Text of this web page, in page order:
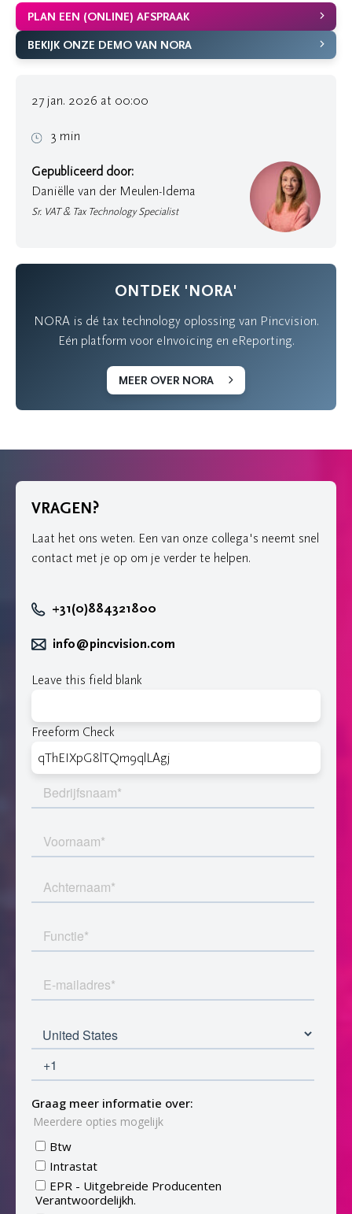
PLAN EEN (ONLINE) AFSPRAAK
BEKIJK ONZE DEMO VAN NORA
27 jan. 2026 at 00:00
3 min
Gepubliceerd door:
Daniëlle van der Meulen-Idema
Sr. VAT & Tax Technology Specialist
ONTDEK 'NORA'
NORA is dé tax technology oplossing van Pincvision.
Eén platform voor eInvoicing en eReporting.
MEER OVER NORA
VRAGEN?
Laat het ons weten. Een van onze collega's neemt snel
contact met je op om je verder te helpen.
+31(0)884321800
info@pincvision.com
Leave this field blank
Freeform Check